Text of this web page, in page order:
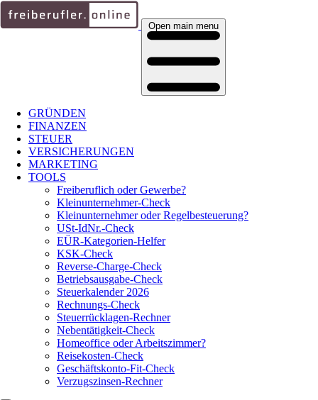
Open main menu
GRÜNDEN
FINANZEN
STEUER
VERSICHERUNGEN
MARKETING
TOOLS
Freiberuflich oder Gewerbe?
Kleinunternehmer-Check
Kleinunternehmer oder Regelbesteuerung?
USt-IdNr.-Check
EÜR-Kategorien-Helfer
KSK-Check
Reverse-Charge-Check
Betriebsausgabe-Check
Steuerkalender 2026
Rechnungs-Check
Steuerrücklagen-Rechner
Nebentätigkeit-Check
Homeoffice oder Arbeitszimmer?
Reisekosten-Check
Geschäftskonto-Fit-Check
Verzugszinsen-Rechner